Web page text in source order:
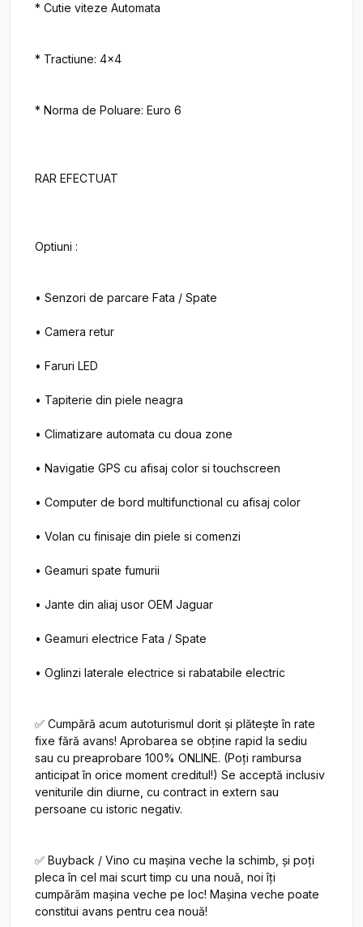
* Cutie viteze Automata
* Tractiune: 4x4
* Norma de Poluare: Euro 6
RAR EFECTUAT
Optiuni :
• Senzori de parcare Fata / Spate
• Camera retur
• Faruri LED
• Tapiterie din piele neagra
• Climatizare automata cu doua zone
• Navigatie GPS cu afisaj color si touchscreen
• Computer de bord multifunctional cu afisaj color
• Volan cu finisaje din piele si comenzi
• Geamuri spate fumurii
• Jante din aliaj usor OEM Jaguar
• Geamuri electrice Fata / Spate
• Oglinzi laterale electrice si rabatabile electric
✅ Cumpără acum autoturismul dorit și plătește în rate
fixe fără avans! Aprobarea se obține rapid la sediu
sau cu preaprobare 100% ONLINE. (Poți rambursa
anticipat în orice moment creditul!) Se acceptă inclusiv
veniturile din diurne, cu contract in extern sau
persoane cu istoric negativ.
✅ Buyback / Vino cu mașina veche la schimb, și poți
pleca în cel mai scurt timp cu una nouă, noi îți
cumpărăm mașina veche pe loc! Mașina veche poate
constitui avans pentru cea nouă!